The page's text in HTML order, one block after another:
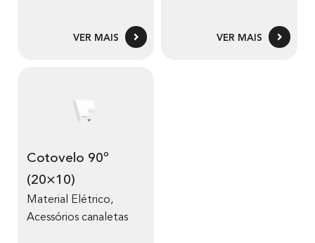
VER MAIS VER MAIS
Cotovelo 90º
(20×10)
Material Elétrico,
Acessórios canaletas